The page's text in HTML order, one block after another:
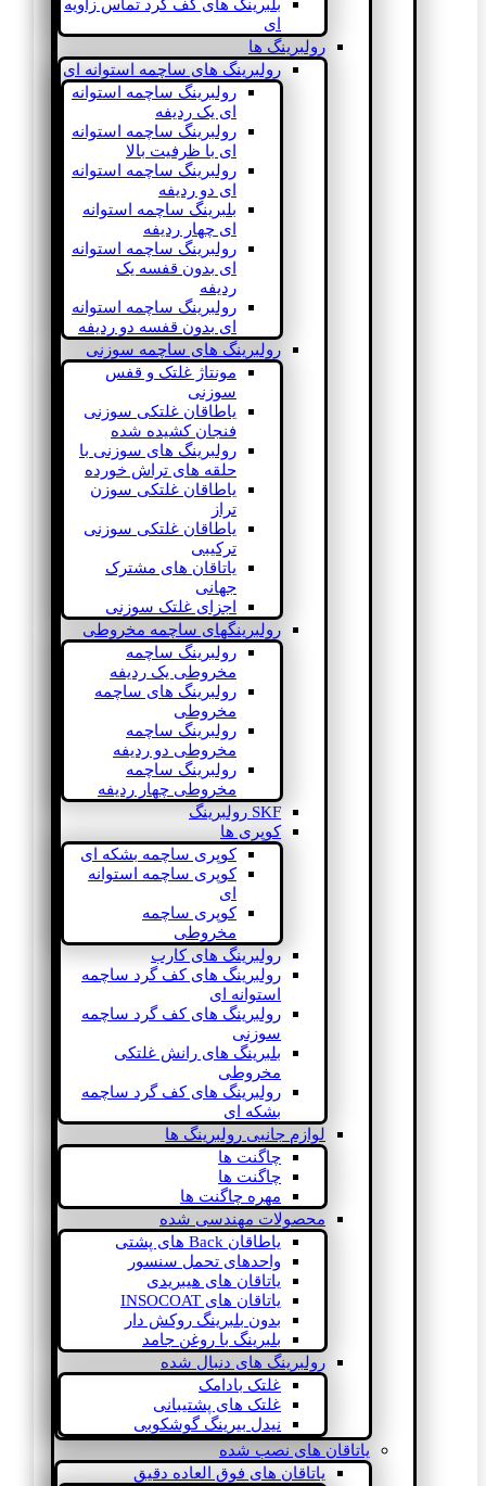
بلبرینگ های کف گرد تماس زاویه
ای
رولبرینگ ها
رولبرینگ های ساچمه استوانه ای
رولبرینگ ساچمه استوانه
ای یک ردیفه
رولبرینگ ساچمه استوانه
ای با ظرفیت بالا
رولبرینگ ساچمه استوانه
ای دو ردیفه
بلبرینگ ساچمه استوانه
ای چهار ردیفه
رولبرینگ ساچمه استوانه
ای بدون قفسه یک
ردیفه
رولبرینگ ساچمه استوانه
ای بدون قفسه دو ردیفه
رولبرینگ های ساچمه سوزنی
مونتاژ غلتک و قفس
سوزنی
یاطاقان غلتکی سوزنی
فنجان کشیده شده
رولبرینگ های سوزنی با
حلقه های تراش خورده
یاطاقان غلتکی سوزن
تراز
یاطاقان غلتکی سوزنی
ترکیبی
یاتاقان های مشترک
جهانی
اجزای غلتک سوزنی
رولبرینگهای ساچمه مخروطی
رولبرینگ ساچمه
مخروطی یک ردیفه
رولبرینگ های ساچمه
مخروطی
رولبرینگ ساچمه
مخروطی دو ردیفه
رولبرینگ ساچمه
مخروطی چهار ردیفه
SKF رولبرینگ
کوپری ها
کوپری ساچمه بشکه ای
کوپری ساچمه استوانه
ای
کوپری ساچمه
مخروطی
رولبرینگ های کارب
رولبرینگ های کف گرد ساچمه
استوانه ای
رولبرینگ های کف گرد ساچمه
سوزنی
بلبرینگ های رانش غلتکی
مخروطی
رولبرینگ های کف گرد ساچمه
بشکه ای
لوازم جانبی رولبرینگ ها
چاگنت ها
چاگنت ها
مهره چاگنت ها
محصولات مهندسی شده
یاطاقان Back های پشتی
واحدهای تحمل سنسور
یاتاقان های هیبریدی
یاتاقان های INSOCOAT
بدون بلبرینگ روکش دار
بلبرینگ با روغن جامد
رولبرینگ های دنبال شده
غلتک بادامک
غلتک های پشتیبانی
نیدل بیرینگ گوشکوبی
یاتاقان های نصب شده
یاتاقان های فوق العاده دقیق